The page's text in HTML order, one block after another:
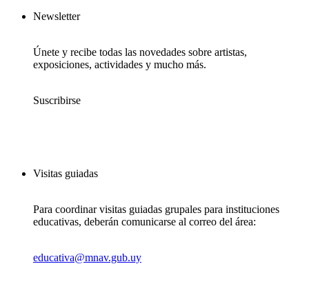
Newsletter
Únete y recibe todas las novedades sobre artistas,
exposiciones, actividades y mucho más.
Suscribirse
Visitas guiadas
Para coordinar visitas guiadas grupales para instituciones
educativas, deberán comunicarse al correo del área:
educativa@mnav.gub.uy